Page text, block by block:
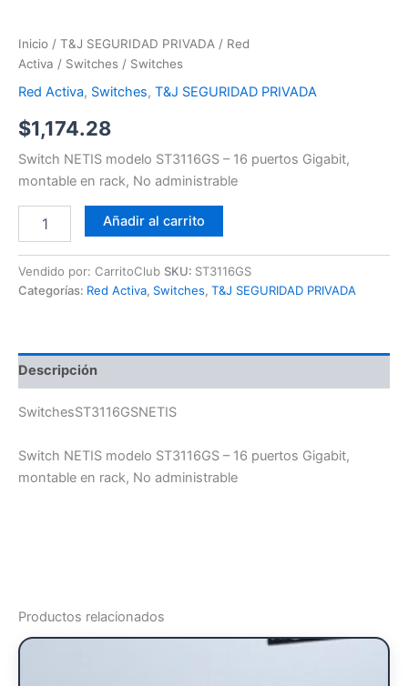
Inicio / T&J SEGURIDAD PRIVADA / Red
Activa / Switches / Switches
Red Activa, Switches, T&J SEGURIDAD PRIVADA
$1,174.28
Switch NETIS modelo ST3116GS – 16 puertos Gigabit,
montable en rack, No administrable
Añadir al carrito
Vendido por: CarritoClub SKU: ST3116GS
Categorías: Red Activa, Switches, T&J SEGURIDAD PRIVADA
Descripción
SwitchesST3116GSNETIS
Switch NETIS modelo ST3116GS – 16 puertos Gigabit,
montable en rack, No administrable
Productos relacionados